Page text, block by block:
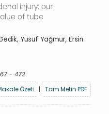
injury: our
of tube
Yusuf Yağmur, Ersin
- 472
Özeti
| Tam Metin PDF